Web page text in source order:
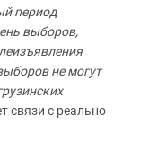
период
выборов,
не могут
связи с реально